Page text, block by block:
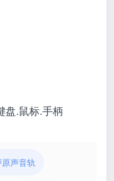
盘.鼠标.手柄
声音轨